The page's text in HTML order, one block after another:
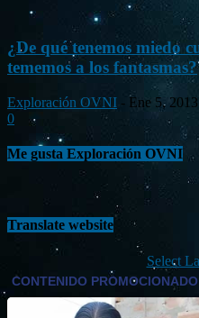
¿De qué tenemos miedo
tememos a los fantasmas?
Exploración OVNI - Ene 5, 2013
0
Me gusta Exploración OVNI
Translate website
Select